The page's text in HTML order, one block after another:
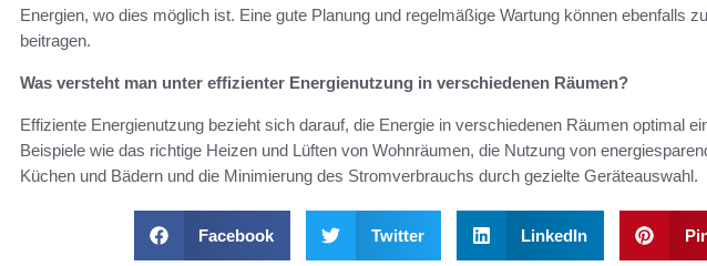
Energien, wo dies möglich ist. Eine gute Planung und regelmäßige Wartung können ebenfalls
beitragen.
Was versteht man unter effizienter Energienutzung in verschiedenen Räumen?
Effiziente Energienutzung bezieht sich darauf, die Energie in verschiedenen Räumen optimal
Beispiele wie das richtige Heizen und Lüften von Wohnräumen, die Nutzung von
Küchen und Bädern und die Minimierung des Stromverbrauchs durch gezielte Geräteauswahl.
Facebook Twitter LinkedIn